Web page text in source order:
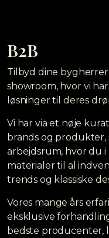
B2B
Tilbyd dine
showroom, hvor vi
løsninger til deres
Vi har via et nøje
brands og produkter,
arbejdsrum, hvor du
materialer til al
trends og klassiske
Vores mange års
eksklusive
bedste producenter,